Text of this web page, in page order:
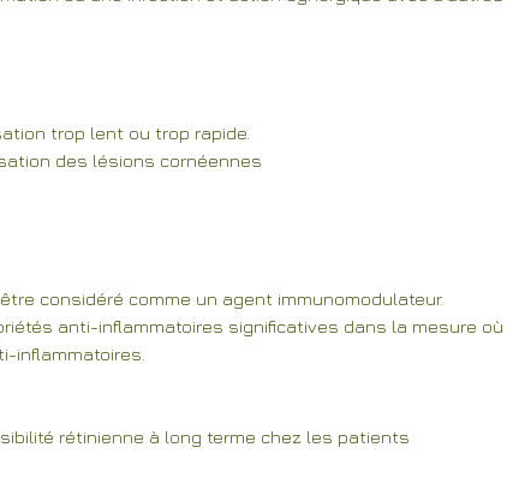
trop lent ou trop rapide.
des lésions cornéennes
considéré comme un agent immunomodulateur.
anti-inflammatoires significatives dans la mesure où
inflammatoires.
rétinienne à long terme chez les patients